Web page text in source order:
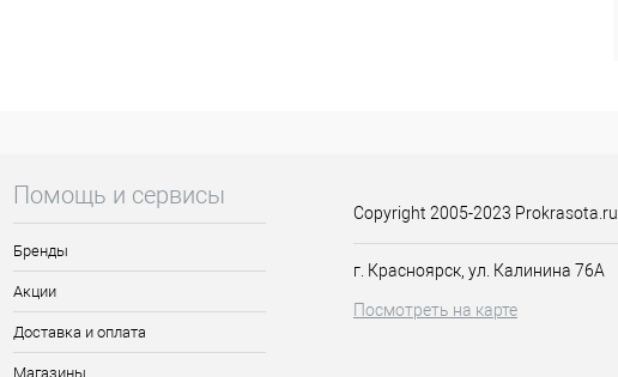
Помощь и сервисы
Бренды
Акции
Доставка и оплата
Магазины
Copyright 2005-2023 Prokrasota.ru
г. Красноярск, ул. Калинина 76А
Посмотреть на карте